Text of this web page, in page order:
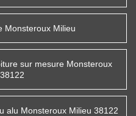
Monsteroux Milieu
sur mesure Monsteroux
alu Monsteroux Milieu 38122